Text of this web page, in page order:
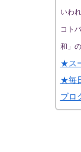
いわ
コト
和」
★ス
★毎
ブロ